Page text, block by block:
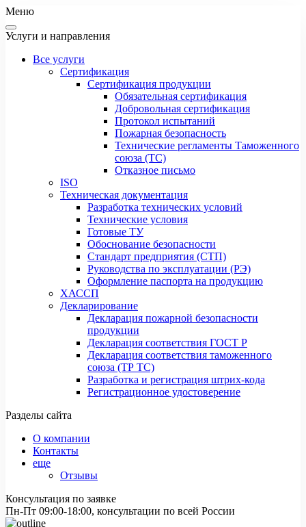
Меню
Услуги и направления
Все услуги
Сертификация
Сертификация продукции
Обязательная сертификация
Добровольная сертификация
Протокол испытаний
Пожарная безопасность
Технические регламенты Таможенного
союза (ТС)
Отказное письмо
ISO
Техническая документация
Разработка технических условий
Технические условия
Готовые ТУ
Обоснование безопасности
Стандарт предприятия (СТП)
Руководства по эксплуатации (РЭ)
Оформление паспорта на продукцию
ХАССП
Декларирование
Декларация пожарной безопасности
продукции
Декларация соответствия ГОСТ Р
Декларация соответствия таможенного
союза (ТР ТС)
Разработка и регистрация штрих-кода
Регистрационное удостоверение
Разделы сайта
О компании
Контакты
еще
Отзывы
Консультация по заявке
Пн-Пт 09:00-18:00, консультации по всей России